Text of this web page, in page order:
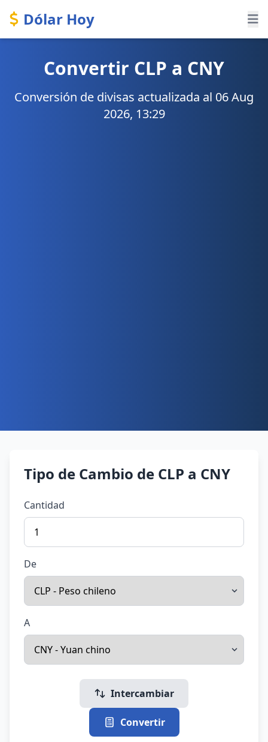
Dólar Hoy
Convertir CLP a CNY
Conversión de divisas actualizada al 06 Aug
2026, 13:29
Tipo de Cambio de CLP a CNY
Cantidad
De
A
Intercambiar
Convertir